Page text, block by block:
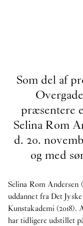
Som del af
præsentere
Selina Rom
d. 20.
og med
Selina Rom Andersen
uddannet fra Det
Kunstakademi (2018).
har tidligere udstillet